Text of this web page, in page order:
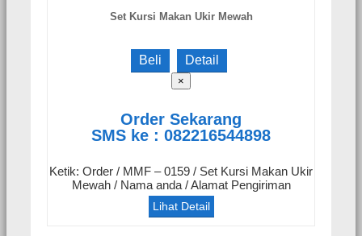
Set Kursi Makan Ukir Mewah
Beli Detail
×
Order Sekarang
SMS ke : 082216544898
Ketik: Order / MMF – 0159 / Set Kursi Makan Ukir
Mewah / Nama anda / Alamat Pengiriman
Lihat Detail